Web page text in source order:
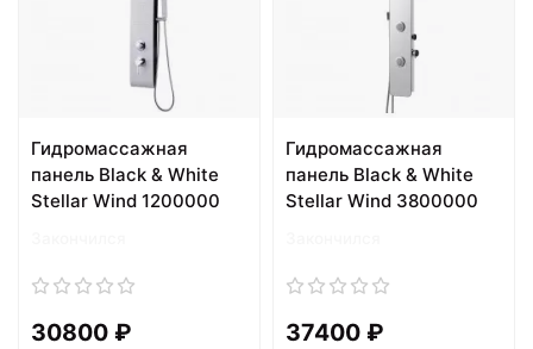
Гидромассажная
панель Black & White
Stellar Wind 1200000
30800 ₽
Гидромассажная
панель Black & White
Stellar Wind 3800000
37400 ₽